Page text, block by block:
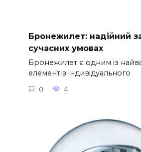
Бронежилет: надійний
сучасних умовах
Бронежилет є одним із
елементів індивідуального
0 4